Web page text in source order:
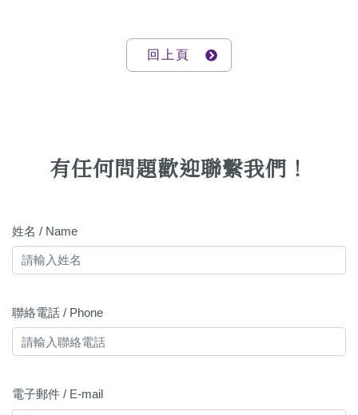
回上頁
有任何問題歡迎聯繫我們！
姓名 / Name
聯絡電話 / Phone
電子郵件 / E-mail